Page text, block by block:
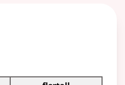
substantivet